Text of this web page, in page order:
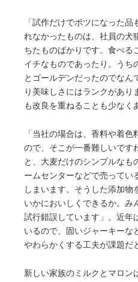
「試作だけでボツになった
れなかったものは、社員の犬
ちたものばかりです。食べる
イチなものであったり。うち
とゴールデンだったのでなん
り美味しさにはランクがあり
も改良を重ねることも少なく
「当社の場合は、香料や着
ので、そこが一番難しいです
と、大麦だけのシンプルなも
ームセンターなどで売ってい
しまいます。そうした添加物
いかにおいしくできるか。み
試行錯誤しています」。近年
いるので、固いジャーキーな
やわらかくする工夫が課題だ
新しい家族のミルクとマロン